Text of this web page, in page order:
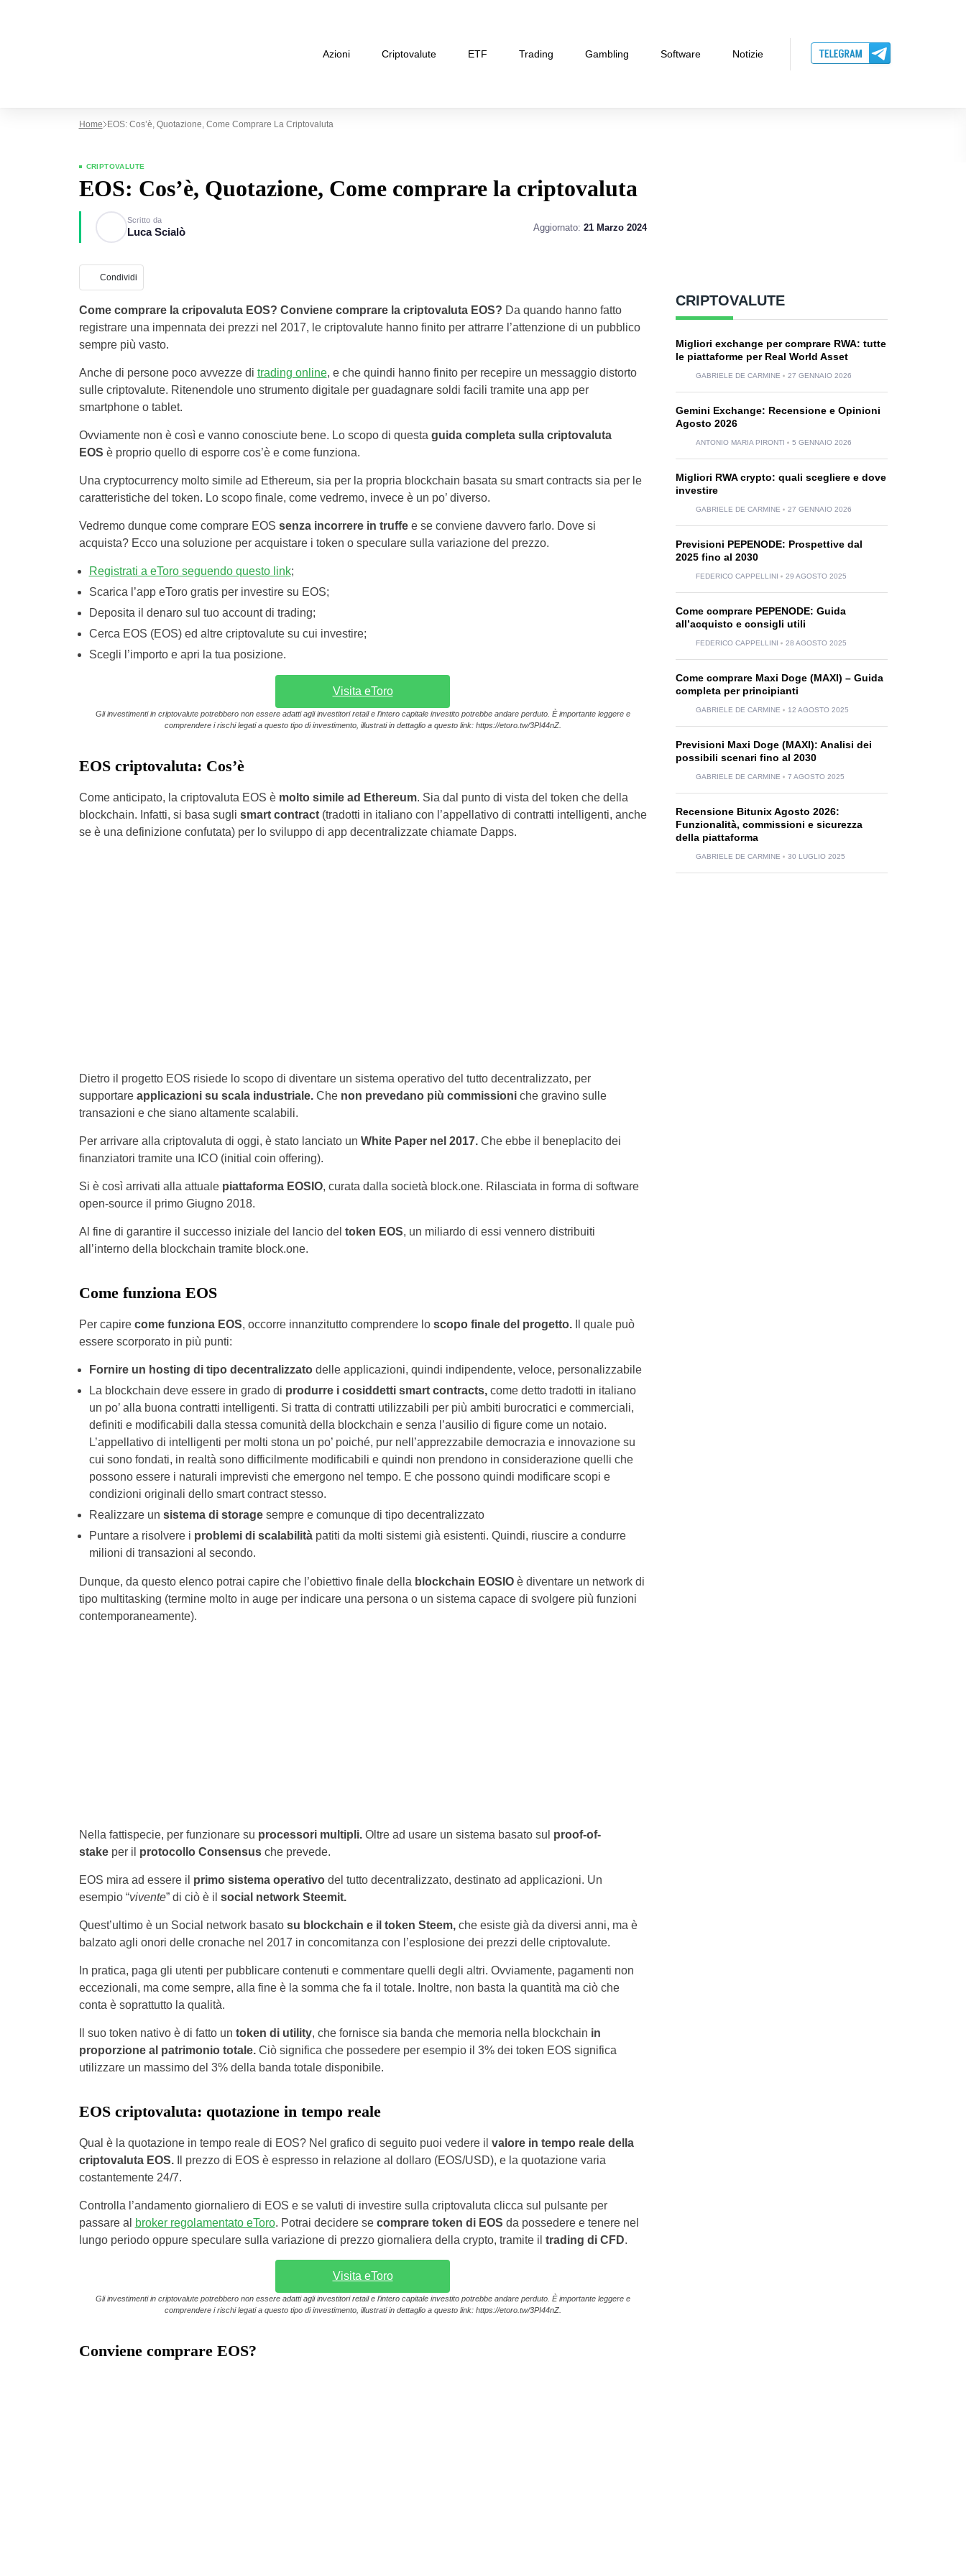
Azioni Criptovalute ETF Trading Gambling Software Notizie
Home EOS: Cos’è, Quotazione, Come Comprare La Criptovaluta
CRIPTOVALUTE
EOS: Cos’è, Quotazione, Come comprare la criptovaluta
Scritto da
Luca Scialò Aggiornato: 21 Marzo 2024
Condividi
Come comprare la cripovaluta EOS? Conviene comprare la criptovaluta EOS? Da quando hanno fatto
registrare una impennata dei prezzi nel 2017, le criptovalute hanno finito per attrarre l’attenzione di un pubblico
sempre più vasto.
Anche di persone poco avvezze di trading online, e che quindi hanno finito per recepire un messaggio distorto
sulle criptovalute. Ritenendole uno strumento digitale per guadagnare soldi facili tramite una app per
smartphone o tablet.
Ovviamente non è così e vanno conosciute bene. Lo scopo di questa guida completa sulla criptovaluta
EOS è proprio quello di esporre cos’è e come funziona.
Una cryptocurrency molto simile ad Ethereum, sia per la propria blockchain basata su smart contracts sia per le
caratteristiche del token. Lo scopo finale, come vedremo, invece è un po’ diverso.
Vedremo dunque come comprare EOS senza incorrere in truffee se conviene davvero farlo. Dove si
acquista? Ecco una soluzione per acquistare i token o speculare sulla variazione del prezzo.
Registrati a eToro seguendo questo link;
Scarica l’app eToro gratis per investire su EOS;
Deposita il denaro sul tuo account di trading;
Cerca EOS (EOS) ed altre criptovalute su cui investire;
Scegli l’importo e apri la tua posizione.
Visita eToro
Gli investimenti in criptovalute potrebbero non essere adatti agli investitori retail e l’intero capitale investito potrebbe andare perduto. È importante leggere e
comprendere i rischi legati a questo tipo di investimento, illustrati in dettaglio a questo link: https://etoro.tw/3PI44nZ.
EOS criptovaluta: Cos’è
Come anticipato, la criptovaluta EOS è molto simile ad Ethereum. Sia dal punto di vista del token che della
blockchain. Infatti, si basa sugli smart contract (tradotti in italiano con l’appellativo di contratti intelligenti, anche
se è una definizione confutata) per lo sviluppo di app decentralizzate chiamate Dapps.
Dietro il progetto EOS risiede lo scopo di diventare un sistema operativo del tutto decentralizzato, per
supportareapplicazioni su scala industriale.Che non prevedano più commissioni che gravino sulle
transazioni e che siano altamente scalabili.
Per arrivare alla criptovaluta di oggi, è stato lanciato un White Paper nel 2017. Che ebbe il beneplacito dei
finanziatori tramite una ICO (initial coin offering).
Si è così arrivati alla attuale piattaforma EOSIO, curata dalla società block.one. Rilasciata in forma di software
open-source il primo Giugno 2018.
Al fine di garantire il successo iniziale del lancio del token EOS, un miliardo di essi vennero distribuiti
all’interno della blockchain tramite block.one.
Come funziona EOS
Per capire come funziona EOS, occorre innanzitutto comprendere lo scopo finale del progetto.
Il quale può
essere scorporato in più punti:
Fornire un hosting di tipo decentralizzatodelle applicazioni, quindi indipendente, veloce, personalizzabile
La blockchain deve essere in grado di produrre i cosiddetti smart contracts, come detto tradotti in italiano
un po’ alla buona contratti intelligenti. Si tratta di contratti utilizzabili per più ambiti burocratici e commerciali,
definiti e modificabili dalla stessa comunità della blockchain e senza l’ausilio di figure come un notaio.
L’appellativo di intelligenti per molti stona un po’ poiché, pur nell’apprezzabile democrazia e innovazione su
cui sono fondati, in realtà sono difficilmente modificabili e quindi non prendono in considerazione quelli che
possono essere i naturali imprevisti che emergono nel tempo. E che possono quindi modificare scopi e
condizioni originali dello smart contract stesso.
Realizzare un sistema di storagesempre e comunque di tipo decentralizzato
Puntare a risolvere i problemi di scalabilitàpatiti da molti sistemi già esistenti. Quindi, riuscire a condurre
milioni di transazioni al secondo.
Dunque, da questo elenco potrai capire che l’obiettivo finale della blockchain EOSIO è diventare un network di
tipo multitasking (termine molto in auge per indicare una persona o un sistema capace di svolgere più funzioni
contemporaneamente).
Nella fattispecie, per funzionare su processori multipli. Oltre ad usare un sistema basato sul proof-of-
stakeper il protocollo Consensusche prevede.
EOS mira ad essere il primo sistema operativo del tutto decentralizzato, destinato ad applicazioni. Un
esempio “vivente” di ciò è il social network Steemit.
Quest’ultimo è un Social network basatosu blockchain e il token Steem, che esiste già da diversi anni, ma è
balzato agli onori delle cronache nel 2017 in concomitanza con l’esplosione dei prezzi delle criptovalute.
In pratica, paga gli utenti per pubblicare contenuti e commentare quelli degli altri. Ovviamente, pagamenti non
eccezionali, ma come sempre, alla fine è la somma che fa il totale. Inoltre, non basta la quantità ma ciò che
conta è soprattutto la qualità.
Il suo token nativo è di fatto un token di utility, che fornisce sia banda che memoria nella blockchain in
proporzione al patrimonio totale. Ciò significa che possedere per esempio il 3% dei token EOS significa
utilizzare un massimo del 3% della banda totale disponibile.
EOS criptovaluta: quotazione in tempo reale
Qual è la quotazione in tempo reale di EOS? Nel grafico di seguito puoi vedere il valore in tempo reale della
criptovaluta EOS.
Il prezzo di EOS è espresso in relazione al dollaro (EOS/USD), e la quotazione varia
costantemente 24/7.
Controlla l’andamento giornaliero di EOS e se valuti di investire sulla criptovaluta clicca sul pulsante per
passare al
broker regolamentato eToro. Potrai decidere se comprare token di EOS da possedere e tenere nel
lungo periodo oppure speculare sulla variazione di prezzo giornaliera della crypto, tramite il trading di CFD.
Visita eToro
Gli investimenti in criptovalute potrebbero non essere adatti agli investitori retail e l’intero capitale investito potrebbe andare perduto. È importante leggere e
comprendere i rischi legati a questo tipo di investimento, illustrati in dettaglio a questo link: https://etoro.tw/3PI44nZ.
Conviene comprare EOS?
CRIPTOVALUTE
Migliori exchange per comprare RWA: tutte
le piattaforme per Real World Asset
GABRIELE DE CARMINE 27 GENNAIO 2026
Gemini Exchange: Recensione e Opinioni
Agosto 2026
ANTONIO MARIA PIRONTI 5 GENNAIO 2026
Migliori RWA crypto: quali scegliere e dove
investire
GABRIELE DE CARMINE 27 GENNAIO 2026
Previsioni PEPENODE: Prospettive dal
2025 fino al 2030
FEDERICO CAPPELLINI 29 AGOSTO 2025
Come comprare PEPENODE: Guida
all’acquisto e consigli utili
FEDERICO CAPPELLINI 28 AGOSTO 2025
Come comprare Maxi Doge (MAXI) – Guida
completa per principianti
GABRIELE DE CARMINE 12 AGOSTO 2025
Previsioni Maxi Doge (MAXI): Analisi dei
possibili scenari fino al 2030
GABRIELE DE CARMINE 7 AGOSTO 2025
Recensione Bitunix Agosto 2026:
Funzionalità, commissioni e sicurezza
della piattaforma
GABRIELE DE CARMINE 30 LUGLIO 2025